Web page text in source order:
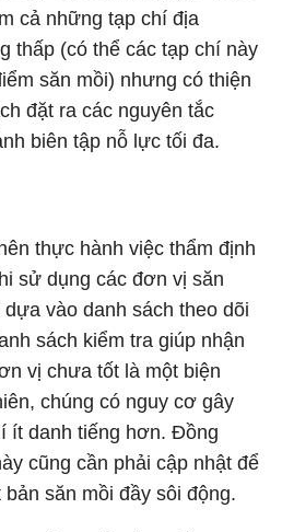
cả những tạp chí địa
thấp (có thể các tạp chí này
săn mồi) nhưng có thiện
đặt ra các nguyên tắc
biên tập nỗ lực tối đa.
thực hành việc thẩm định
sử dụng các đơn vị săn
vào danh sách theo dõi
sách kiểm tra giúp nhận
vị chưa tốt là một biện
chúng có nguy cơ gây
ít danh tiếng hơn. Đồng
cũng cần phải cập nhật để
săn mồi đầy sôi động.